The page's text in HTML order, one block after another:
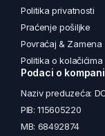
Politika privatnosti
Praćenje pošiljke
Povraćaj & Zamena
Politika o kolačićima
Podaci o
Naziv preduzeća:
PIB: 115605220
MB: 68492874